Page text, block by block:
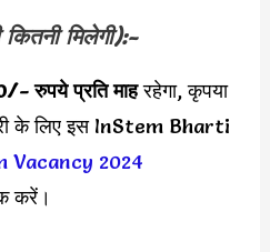
मिलेगी):-
/- रुपये प्रति माहरहेगा, कृपया
के लिए इस InStem Bharti
Vacancy 2024
करें।